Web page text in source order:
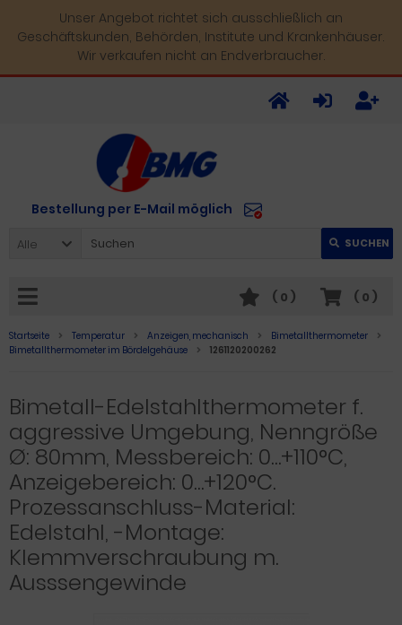
Unser Angebot richtet sich ausschließlich an
Geschäftskunden, Behörden, Institute und Krankenhäuser.
Wir verkaufen nicht an Endverbraucher.
Bestellung per E-Mail möglich
Alle SUCHEN
( 0 )
( 0 )
Startseite Temperatur Anzeigen, mechanisch
Bimetallthermometer
Bimetallthermometer im Bördelgehäuse
1261120200262
Bimetall-Edelstahlthermometer f.
aggressive Umgebung, Nenngröße
Ø: 80mm, Messbereich: 0…+110°C,
Anzeigebereich: 0…+120°C.
Prozessanschluss-Material:
Edelstahl, -Montage:
Klemmverschraubung m.
Ausssengewinde